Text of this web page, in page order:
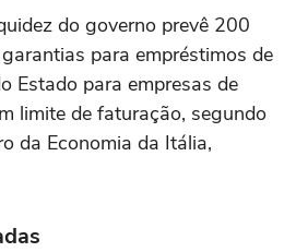
do governo prevê 200
para empréstimos de
Estado para empresas de
limite de faturação, segundo
da Economia da Itália,